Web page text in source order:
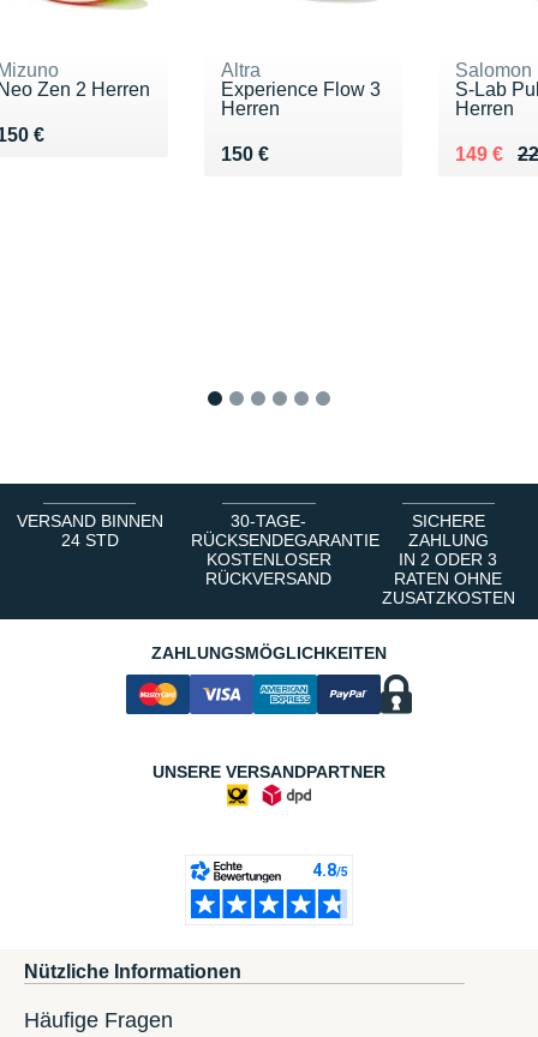
Zen 2 Herren
€ 150 €
Altra
Experience Flow 3
Herren
150 €
Vendu 150 €
Salomon
S-Lab
Herren
Au lieu
149 €
Vendu
VERSAND BINNEN
24 STD
30-TAGE-
RÜCKSENDEGARANTIE
KOSTENLOSER
RÜCKVERSAND
SICHERE
ZAHLUNG
IN 2 ODER 3
RATEN OHNE
ZUSATZKOSTEN
ZAHLUNGSMÖGLICHKEITEN
UNSERE VERSANDPARTNER
Nützliche Informationen
Häufige Fragen